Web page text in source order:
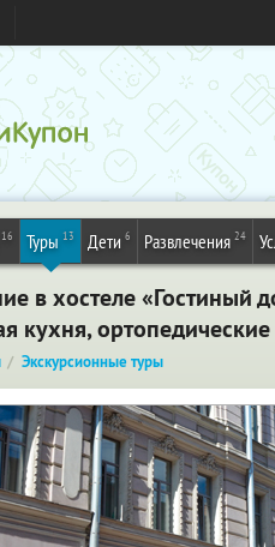
16 Туры 13 Дети 6 Развлечения 24
в хостеле «Гостиный
кухня,
Экскурсионные туры